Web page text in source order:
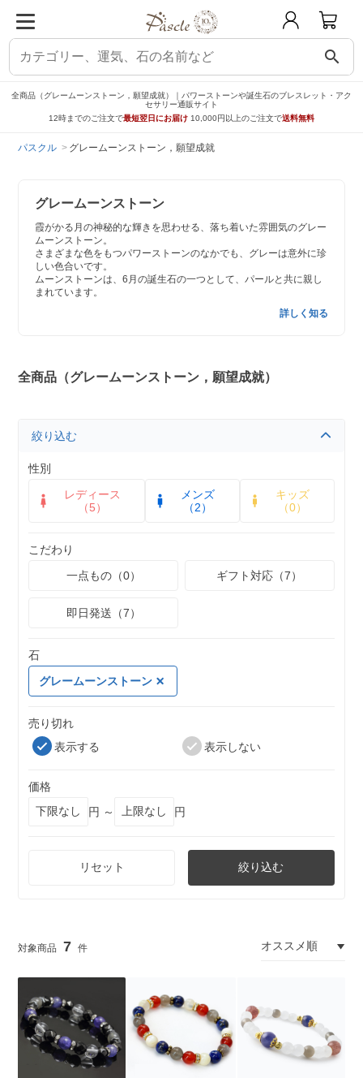
search
全商品（グレームーンストーン，願望成就）｜パワーストーンや誕生石のブレスレット・アク
セサリー通販サイト
12時までのご注文で最短翌日にお届け 10,000円以上のご注文で送料無料
パスクル グレームーンストーン，願望成就
グレームーンストーン
霞がかる月の神秘的な輝きを思わせる、落ち着いた雰囲気のグレー
ムーンストーン。
さまざまな色をもつパワーストーンのなかでも、グレーは意外に珍
しい色合いです。
ムーンストーンは、6月の誕生石の一つとして、パールと共に親し
まれています。
詳しく知る
全商品（グレームーンストーン，願望成就）
絞り込む
性別
レディース
（5）
メンズ
（2）
キッズ
（0）
こだわり
一点もの（0）
ギフト対応（7）
即日発送（7）
石
グレームーンストーン
売り切れ
表示する
表示しない
価格
円 ～
円
リセット 絞り込む
7